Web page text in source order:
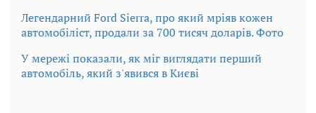
Легендарний Ford Sierra, про який мріяв кожен
автомобіліст, продали за 700 тисяч доларів. Фото
У мережі показали, як міг виглядати перший
автомобіль, який з'явився в Києві